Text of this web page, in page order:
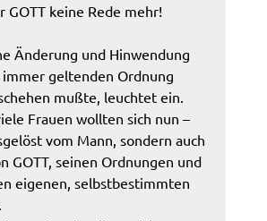
GOTT keine Rede mehr!
Änderung und Hinwendung
immer geltenden Ordnung
mußte, leuchtet ein.
Frauen wollten sich nun –
vom Mann, sondern auch
GOTT, seinen Ordnungen und
eigenen, selbstbestimmten